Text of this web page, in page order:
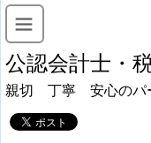
公認会計士・
親切 丁寧 安心のパ